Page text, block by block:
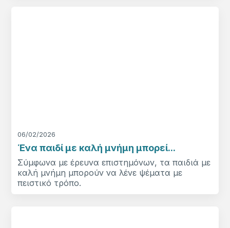
06/02/2026
Ένα παιδί με καλή μνήμη μπορεί...
Σύμφωνα με έρευνα επιστημόνων, τα παιδιά με
καλή μνήμη μπορούν να λένε ψέματα με
πειστικό τρόπο.